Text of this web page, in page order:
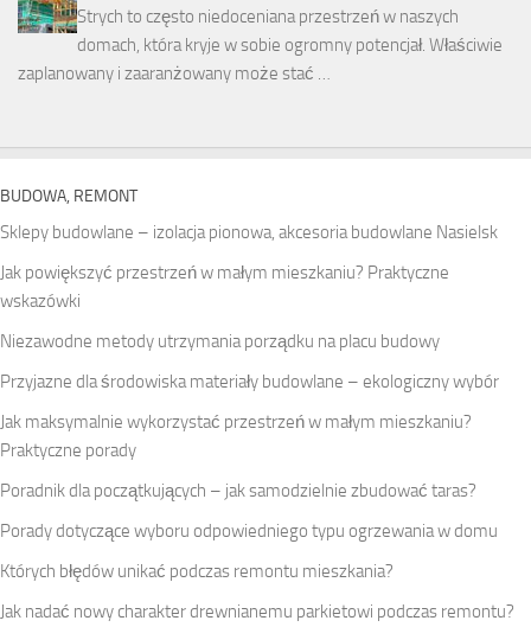
Strych to często niedoceniana przestrzeń w naszych
domach, która kryje w sobie ogromny potencjał. Właściwie
zaplanowany i zaaranżowany może stać …
BUDOWA, REMONT
Sklepy budowlane – izolacja pionowa, akcesoria budowlane Nasielsk
Jak powiększyć przestrzeń w małym mieszkaniu? Praktyczne
wskazówki
Niezawodne metody utrzymania porządku na placu budowy
Przyjazne dla środowiska materiały budowlane – ekologiczny wybór
Jak maksymalnie wykorzystać przestrzeń w małym mieszkaniu?
Praktyczne porady
Poradnik dla początkujących – jak samodzielnie zbudować taras?
Porady dotyczące wyboru odpowiedniego typu ogrzewania w domu
Których błędów unikać podczas remontu mieszkania?
Jak nadać nowy charakter drewnianemu parkietowi podczas remontu?